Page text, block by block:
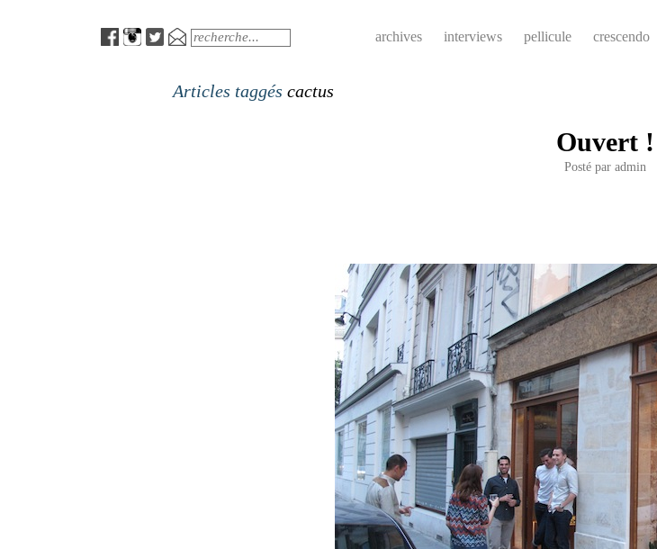
MenuSearch archives interviews pellicule crescendo
Articles taggés cactus
Ouvert !
Posté par admin